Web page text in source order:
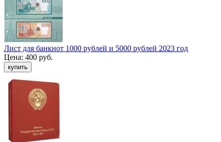
Лист для банкнот 1000 рублей и 5000 рублей 2023 год
Цена: 400 руб.